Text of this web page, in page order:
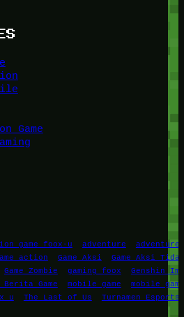
Game
game foox-u adventure
adventure
action Game Aksi
Game Aksi Tidak
Game Zombie gaming foox
Genshin
Game
mobile game
mobile
u
The Last of Us Turnamen Esports